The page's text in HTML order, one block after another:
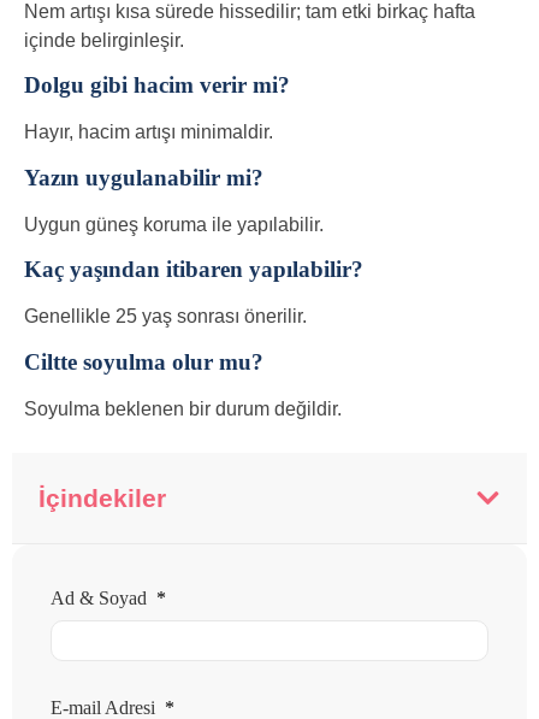
İçindekiler
Ad & Soyad *
E-mail Adresi *
Nem artışı kısa sürede hissedilir; tam etki birkaç hafta
içinde belirginleşir.
Dolgu gibi hacim verir mi?
Hayır, hacim artışı minimaldir.
Yazın uygulanabilir mi?
Uygun güneş koruma ile yapılabilir.
Kaç yaşından itibaren yapılabilir?
Genellikle 25 yaş sonrası önerilir.
Ciltte soyulma olur mu?
Soyulma beklenen bir durum değildir.